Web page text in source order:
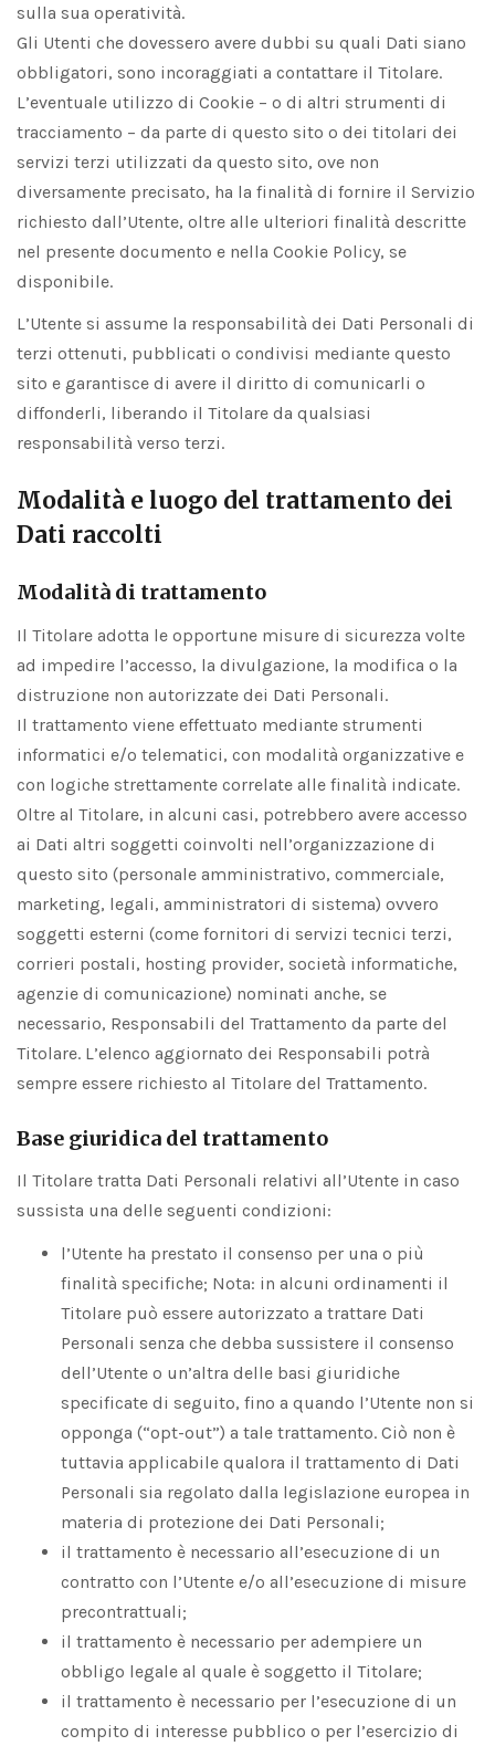
sulla sua operatività.
Gli Utenti che dovessero avere dubbi su quali Dati siano
obbligatori, sono incoraggiati a contattare il Titolare.
L’eventuale utilizzo di Cookie – o di altri strumenti di
tracciamento – da parte di questo sito o dei titolari dei
servizi terzi utilizzati da questo sito, ove non
diversamente precisato, ha la finalità di fornire il Servizio
richiesto dall’Utente, oltre alle ulteriori finalità descritte
nel presente documento e nella Cookie Policy, se
disponibile.
L’Utente si assume la responsabilità dei Dati Personali di
terzi ottenuti, pubblicati o condivisi mediante questo
sito e garantisce di avere il diritto di comunicarli o
diffonderli, liberando il Titolare da qualsiasi
responsabilità verso terzi.
Modalità e luogo del trattamento dei
Dati raccolti
Modalità di trattamento
Il Titolare adotta le opportune misure di sicurezza volte
ad impedire l’accesso, la divulgazione, la modifica o la
distruzione non autorizzate dei Dati Personali.
Il trattamento viene effettuato mediante strumenti
informatici e/o telematici, con modalità organizzative e
con logiche strettamente correlate alle finalità indicate.
Oltre al Titolare, in alcuni casi, potrebbero avere accesso
ai Dati altri soggetti coinvolti nell’organizzazione di
questo sito (personale amministrativo, commerciale,
marketing, legali, amministratori di sistema) ovvero
soggetti esterni (come fornitori di servizi tecnici terzi,
corrieri postali, hosting provider, società informatiche,
agenzie di comunicazione) nominati anche, se
necessario, Responsabili del Trattamento da parte del
Titolare. L’elenco aggiornato dei Responsabili potrà
sempre essere richiesto al Titolare del Trattamento.
Base giuridica del trattamento
Il Titolare tratta Dati Personali relativi all’Utente in caso
sussista una delle seguenti condizioni:
l’Utente ha prestato il consenso per una o più
finalità specifiche; Nota: in alcuni ordinamenti il
Titolare può essere autorizzato a trattare Dati
Personali senza che debba sussistere il consenso
dell’Utente o un’altra delle basi giuridiche
specificate di seguito, fino a quando l’Utente non si
opponga (“opt-out”) a tale trattamento. Ciò non è
tuttavia applicabile qualora il trattamento di Dati
Personali sia regolato dalla legislazione europea in
materia di protezione dei Dati Personali;
il trattamento è necessario all’esecuzione di un
contratto con l’Utente e/o all’esecuzione di misure
precontrattuali;
il trattamento è necessario per adempiere un
obbligo legale al quale è soggetto il Titolare;
il trattamento è necessario per l’esecuzione di un
compito di interesse pubblico o per l’esercizio di